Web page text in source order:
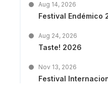
Aug 14, 2026
Festival Endémico
Aug 24, 2026
Taste! 2026
Nov 13, 2026
Festival